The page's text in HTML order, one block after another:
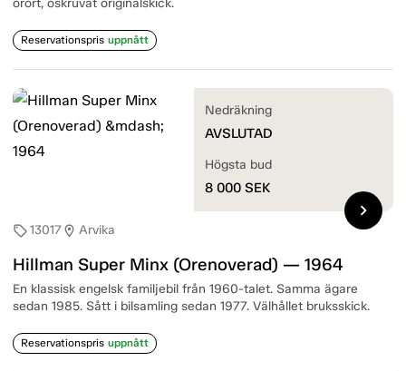
Reservationspris uppnått
sell13017location_on Arvika
Hillman Super Minx (Orenoverad) — 1964
En klassisk engelsk familjebil från 1960-talet. Samma ägare
sedan 1985. Sått i bilsamling sedan 1977. Välhållet bruksskick.
Reservationspris uppnått
Nedräkning
AVSLUTAD
Högsta bud
8 000 SEK
chevron_right